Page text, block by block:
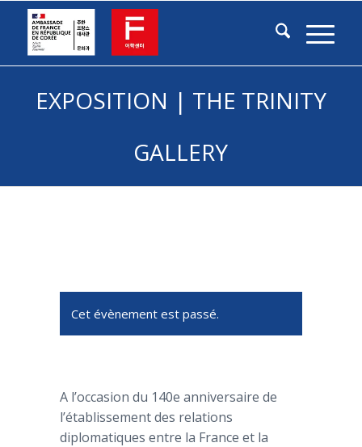
EXPOSITION | THE TRINITY
GALLERY
Cet évènement est passé.
A l’occasion du 140e anniversaire de
l’établissement des relations
diplomatiques entre la France et la